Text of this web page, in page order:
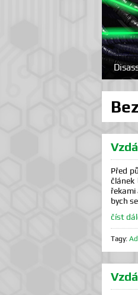
Před
článek
řekami
bych
číst
Tagy: